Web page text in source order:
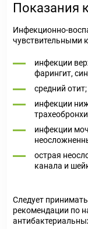
Показания
Инфекционно-
чувствительными
инфекции
фарингит,
средний отит;
инфекции
инфекции
острая
канала и
Следует
рекомендации по